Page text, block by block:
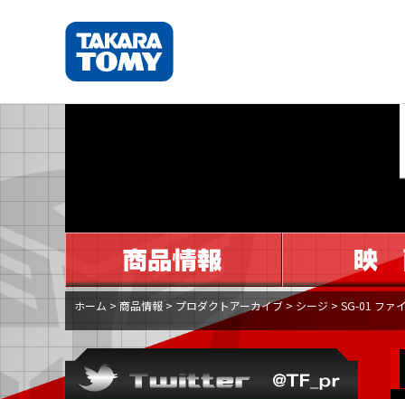
ホーム > 商品情報 > プロダクトアーカイブ > シージ > SG-01 ファ